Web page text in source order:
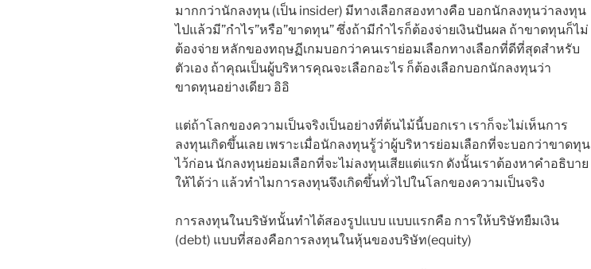
มากกว่านักลงทุน (เป็น insider) มีทางเลือกสองทางคือ บอกนักลงทุนว่าลงทุน
ไปแล้วมี”กำไร”หรือ”ขาดทุน” ซึ่งถ้ามีกำไรก็ต้องจ่ายเงินปันผล ถ้าขาดทุนก็ไม่
ต้องจ่าย หลักของทฤษฏีเกมบอกว่าคนเราย่อมเลือกทางเลือกที่ดีที่สุดสำหรับ
ตัวเอง ถ้าคุณเป็นผู้บริหารคุณจะเลือกอะไร ก็ต้องเลือกบอกนักลงทุนว่า
ขาดทุนอย่างเดียว อิอิ
แต่ถ้าโลกของความเป็นจริงเป็นอย่างที่ต้นไม้นี้บอกเรา เราก็จะไม่เห็นการ
ลงทุนเกิดขึ้นเลย เพราะเมื่อนักลงทุนรู้ว่าผู้บริหารย่อมเลือกที่จะบอกว่าขาดทุน
ไว้ก่อน นักลงทุนย่อมเลือกที่จะไม่ลงทุนเสียแต่แรก ดังนั้นเราต้องหาคำอธิบาย
ให้ได้ว่า แล้วทำไมการลงทุนจึงเกิดขึ้นทั่วไปในโลกของความเป็นจริง
การลงทุนในบริษัทนั้นทำได้สองรูปแบบ แบบแรกคือ การให้บริษัทยืมเงิน
(debt) แบบที่สองคือการลงทุนในหุ้นของบริษัท(equity)